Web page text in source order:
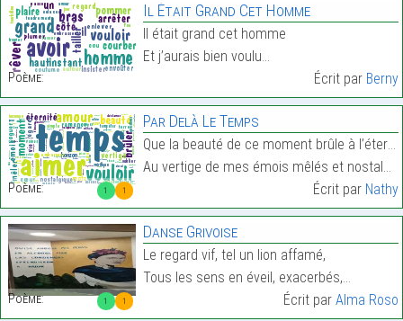
Poème:
Il Était Grand Cet Homme
Il était grand cet homme
Et j’aurais bien voulu…
Écrit par Berny
1 1
Poème:
Par Delà Le Temps
Que la beauté de ce moment brûle à l’éternité
Au vertige de mes émois mêlés et nostalgiques…
Écrit par Nathy
1 1
Poème:
Danse Grivoise
Le regard vif, tel un lion affamé,
Tous les sens en éveil, exacerbés,…
Écrit par Alma Roso